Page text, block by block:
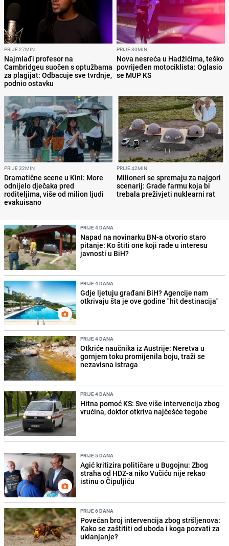
PRIJE 27MIN
Najmlađi profesor na
Cambridgeu suočen s optužbama
za plagijat: Odbacuje sve tvrdnje,
podnio ostavku
PRIJE 30MIN
Nova nesreća u Hadžićima, teško
povrijeđen motociklista: Oglasio
se MUP KS
PRIJE 32MIN
Dramatične scene u Kini: More
odnijelo dječaka pred
roditeljima, više od milion ljudi
evakuisano
PRIJE 42MIN
Milioneri se spremaju za najgori
scenarij: Grade farmu koja bi
trebala preživjeti nuklearni rat
PRIJE 4 DANA
Napad na novinarku BN-a otvorio staro
pitanje: Ko štiti one koji rade u interesu
javnosti u BiH?
PRIJE 4 DANA
Gdje ljetuju građani BiH? Agencije nam
otkrivaju šta je ove godine "hit destinacija"
PRIJE 4 DANA
Otkriće naučnika iz Austrije: Neretva u
gornjem toku promijenila boju, traži se
nezavisna istraga
PRIJE 4 DANA
Hitna pomoć KS: Sve više intervencija zbog
vrućina, doktor otkriva najčešće tegobe
PRIJE 5 DANA
Agić kritizira političare u Bugojnu: Zbog
straha od HDZ-a niko Vučiću nije rekao
istinu o Čipuljiću
PRIJE 6 DANA
Povećan broj intervencija zbog stršljenova:
Kako se zaštititi od uboda i koga pozvati za
uklanjanje?